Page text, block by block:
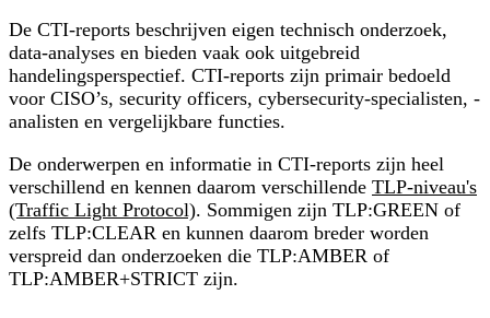
De CTI-reports beschrijven eigen technisch onderzoek,
data-analyses en bieden vaak ook uitgebreid
handelingsperspectief. CTI-reports zijn primair bedoeld
voor CISO’s, security officers, cybersecurity-specialisten, -
analisten en vergelijkbare functies.
De onderwerpen en informatie in CTI-reports zijn heel
verschillend en kennen daarom verschillende TLP-niveau's
(Traffic Light Protocol). Sommigen zijn TLP:GREEN of
zelfs TLP:CLEAR en kunnen daarom breder worden
verspreid dan onderzoeken die TLP:AMBER of
TLP:AMBER+STRICT zijn.